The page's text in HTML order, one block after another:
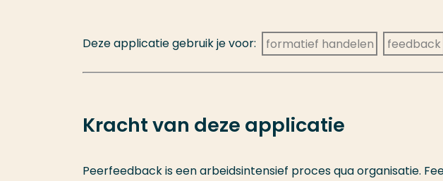
Deze applicatie gebruik je voor: formatief handelen feedback
Kracht van deze applicatie
Peerfeedback is een arbeidsintensief proces qua organisatie.